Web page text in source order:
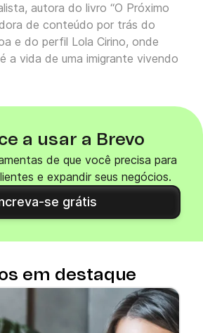
autora do livro “O Próximo
de conteúdo por trás do
e do perfil Lola Cirino, onde
a vida de uma imigrante vivendo
a usar a Brevo
de que você precisa para
e expandir seus negócios.
se grátis
em destaque